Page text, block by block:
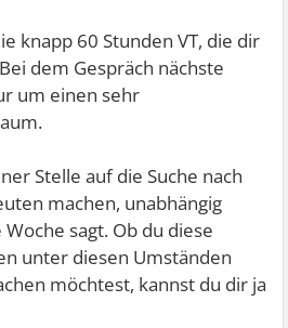
knapp 60 Stunden VT, die dir
dem Gespräch nächste
um einen sehr
Stelle auf die Suche nach
machen, unabhängig
sagt. Ob du diese
unter diesen Umständen
möchtest, kannst du dir ja